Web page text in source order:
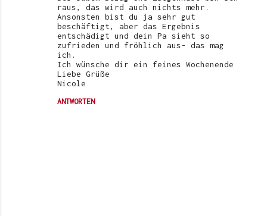
raus, das wird auch nichts mehr.
Ansonsten bist du ja sehr gut
beschäftigt, aber das Ergebnis
entschädigt und dein Pa sieht so
zufrieden und fröhlich aus- das mag
ich.
Ich wünsche dir ein feines Wochenende
Liebe Grüße
Nicole
ANTWORTEN